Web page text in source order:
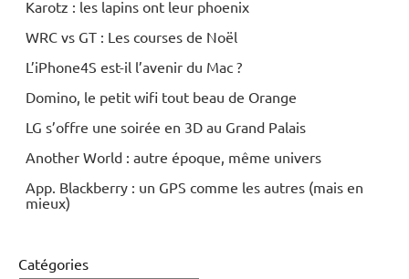
Karotz : les lapins ont leur phoenix
WRC vs GT : Les courses de Noël
L’iPhone4S est-il l’avenir du Mac ?
Domino, le petit wifi tout beau de Orange
LG s’offre une soirée en 3D au Grand Palais
Another World : autre époque, même univers
App. Blackberry : un GPS comme les autres (mais en
mieux)
Catégories